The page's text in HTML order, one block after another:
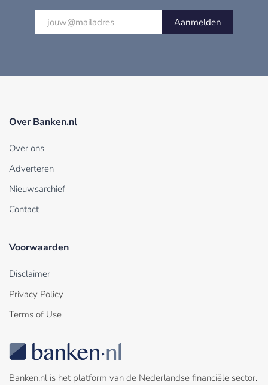
Aanmelden
Over Banken.nl
Over ons
Adverteren
Nieuwsarchief
Contact
Voorwaarden
Disclaimer
Privacy Policy
Terms of Use
Banken.nl is het platform van de Nederlandse financiële sector.